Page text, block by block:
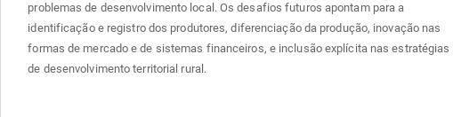
problemas de desenvolvimento local. Os desafios futuros apontam para a
identificação e registro dos produtores, diferenciação da produção, inovação nas
formas de mercado e de sistemas financeiros, e inclusão explícita nas estratégias
de desenvolvimento territorial rural.